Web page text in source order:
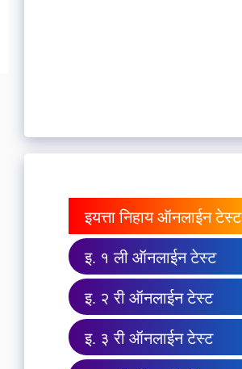
इयत्ता निहाय ऑनलाईन टेस्ट
इ. १ ली ऑनलाईन टेस्ट
इ. २ री ऑनलाईन टेस्ट
इ. ३ री ऑनलाईन टेस्ट